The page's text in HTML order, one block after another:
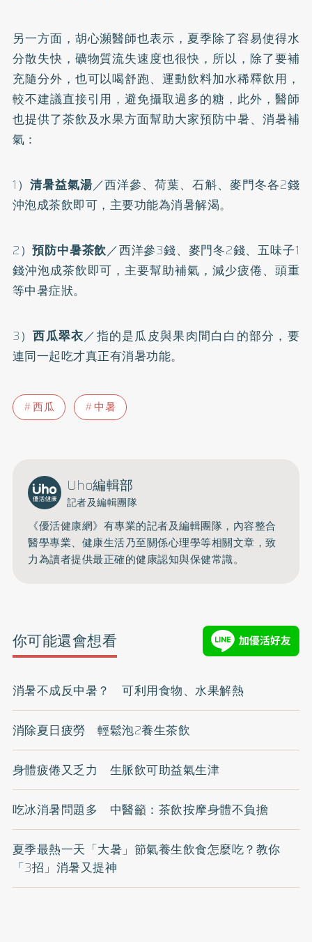
另一方面，胡心瀕醫師也表示，夏季除了容易使得水
分散失快，礦物質流失速度也很快，所以，除了要補
充隨分外，也可以喝舒跑、運動飲料加水稀釋飲用，
較不建議直接引用，避免攝取過多的糖，此外，醫師
也提供了茶飲及水果方面幫助大家預防中暑、消暑補
氣：
1） 清暑益氣湯／西洋參、荷葉、石斛、麥門冬各2錢
沖泡成茶飲即可，主要功能為消暑解渴。
2）預防中暑茶飲／西洋參3錢、麥門冬2錢、五味子1
錢沖泡成茶飲即可，主要幫助補氣，減少疲倦、頭重
等中暑症狀。
3）西瓜翠衣／指的是瓜皮與果肉間白白的部分，要
連同一起吃才真正有消暑功能。
西瓜 中暑
Uho編輯部
記者及編輯團隊
《優活健康網》有專業的記者及編輯團隊，內容整合
醫學專業、健康生活乃至關係心理學等相關文章，致
力為讀者提供最正確的健康認知與保健常識。
你可能還會想看
消暑不成反中暑？ 可利用食物、水果解熱
消除夏日疲勞 輕鬆泡2養生茶飲
身體疲倦又乏力 生脈飲可助益氣生津
吃冰消暑問題多 中醫籲：茶飲按摩身體不負擔
夏季最熱一天「大暑」節氣養生飲食怎麼吃？教你
「3招」消暑又提神